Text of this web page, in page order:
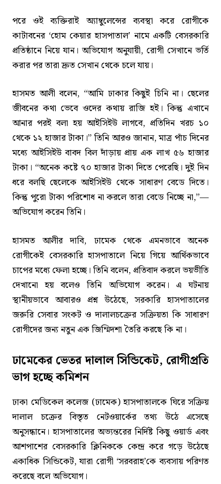
পরে ওই ব্যক্তিরাই অ্যাম্বুলেন্সের ব্যবস্থা করে রোগীকে
কাটাবনের ‘হোম কেয়ার হাসপাতাল’ নামে একটি বেসরকারি
প্রতিষ্ঠানে নিয়ে যান। অভিযোগ অনুযায়ী, রোগী সেখানে ভর্তি
করার পর তারা দ্রুত সেখান থেকে চলে যায়।
হাসমত আলী বলেন, “আমি ঢাকার কিছুই চিনি না। ছেলের
জীবনের কথা ভেবে ওদের কথায় রাজি হই। কিন্তু এখানে
আনার পরই বলা হয় আইসিইউ লাগবে, প্রতিদিন খরচ ১০
থেকে ১২ হাজার টাকা।” তিনি আরও জানান, মাত্র পাঁচ দিনের
মধ্যে আইসিইউ বাবদ বিল দাঁড়ায় প্রায় এক লাখ ৫৬ হাজার
টাকা। “অনেক কষ্টে ৭০ হাজার টাকা দিতে পেরেছি। দুই দিন
ধরে বলছি ছেলেকে আইসিইউ থেকে সাধারণ বেডে দিতে।
কিন্তু পুরো টাকা পরিশোধ না করলে তারা বেডে নিচ্ছে না,”—
অভিযোগ করেন তিনি।
হাসমত আলীর দাবি, ঢামেক থেকে এমনভাবে অনেক
রোগীকেই বেসরকারি হাসপাতালে নিয়ে গিয়ে আর্থিকভাবে
চাপের মধ্যে ফেলা হচ্ছে। তিনি বলেন, প্রতিবাদ করলে ভয়ভীতি
দেখানো হয় বলেও তিনি অভিযোগ করেন। এ ঘটনায়
স্থানীয়ভাবে আবারও প্রশ্ন উঠেছে, সরকারি হাসপাতালের
জরুরি সেবার সংকট ও দালালচক্রের সক্রিয়তা কি সাধারণ
রোগীদের জন্য নতুন এক জিম্মিদশা তৈরি করছে কি না।
ঢামেকের ভেতর দালাল সিন্ডিকেট, রোগীপ্রতি
ভাগ হচ্ছে কমিশন
ঢাকা মেডিকেল কলেজ (ঢামেক) হাসপাতালকে ঘিরে সক্রিয়
দালাল চক্রের বিস্তৃত নেটওয়ার্কের তথ্য উঠে এসেছে
অনুসন্ধানে। হাসপাতালের অভ্যন্তরের নির্দিষ্ট কিছু ওয়ার্ড এবং
আশপাশের বেসরকারি ক্লিনিককে কেন্দ্র করে গড়ে উঠেছে
একাধিক সিন্ডিকেট, যারা রোগী ‘সরবরাহ’কে ব্যবসায় পরিণত
করেছে বলে অভিযোগ।